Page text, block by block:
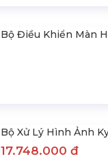
Bộ Điều Khiển Màn
Bộ Xử Lý Hình Ảnh
17.748.000 đ